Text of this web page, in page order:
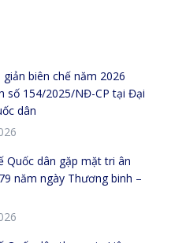
giản biên chế năm 2026
số 154/2025/NĐ-CP tại Đại
dân
Quốc dân gặp mặt tri ân
năm ngày Thương binh –